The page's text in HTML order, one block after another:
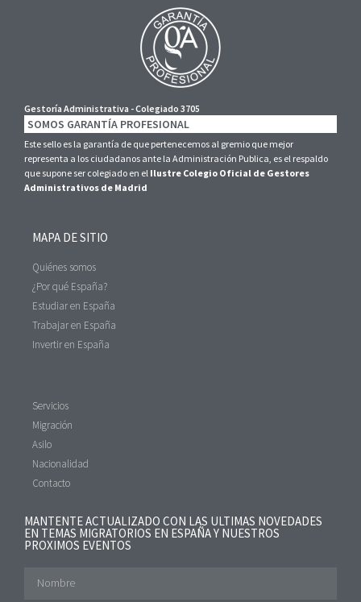
Gestoría Administrativa - Colegiado 3705
SOMOS GARANTÍA PROFESIONAL
Este sello es la garantía de que pertenecemos al gremio que mejor
representa a los ciudadanos ante la Administración Publica, es el respaldo
que supone ser colegiado en el Ilustre Colegio Oficial de Gestores
Administrativos de Madrid
MAPA DE SITIO
Quiénes somos
¿Por qué España?
Estudiar en España
Trabajar en España
Invertir en España
Servicios
Migración
Asilo
Nacionalidad
Contacto
MANTENTE ACTUALIZADO CON LAS ULTIMAS NOVEDADES
EN TEMAS MIGRATORIOS EN ESPAÑA Y NUESTROS
PROXIMOS EVENTOS